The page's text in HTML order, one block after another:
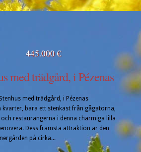
445.000 €
med trädgård, i Pézenas
med trädgård, i Pézenas
kvarter, bara ett stenkast från gågatorna,
restaurangerna i denna charmiga lilla
Dess främsta attraktion är den
på cirka...